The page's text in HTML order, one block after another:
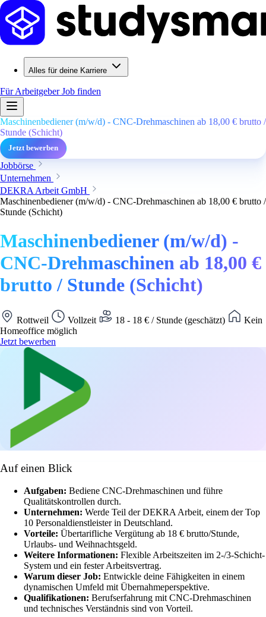
Alles für deine Karriere
Für ArbeitgeberJob finden
Maschinenbediener (m/w/d) - CNC-Drehmaschinen ab 18,00 € brutto /
Stunde (Schicht)
Jetzt bewerben
Jobbörse
Unternehmen
DEKRA Arbeit GmbH
Maschinenbediener (m/w/d) - CNC-Drehmaschinen ab 18,00 € brutto /
Stunde (Schicht)
Maschinenbediener (m/w/d) -
CNC-Drehmaschinen ab 18,00 €
brutto / Stunde (Schicht)
Rottweil Vollzeit 18 - 18 € / Stunde (geschätzt)
Kein
Homeoffice möglich
Jetzt bewerben
Auf einen Blick
Aufgaben: Bediene CNC-Drehmaschinen und führe
Qualitätskontrollen durch.
Unternehmen: Werde Teil der DEKRA Arbeit, einem der Top
10 Personaldienstleister in Deutschland.
Vorteile: Übertarifliche Vergütung ab 18 € brutto/Stunde,
Urlaubs- und Weihnachtsgeld.
Weitere Informationen: Flexible Arbeitszeiten im 2-/3-Schicht-
System und ein fester Arbeitsvertrag.
Warum dieser Job: Entwickle deine Fähigkeiten in einem
dynamischen Umfeld mit Übernahmeperspektive.
Qualifikationen: Berufserfahrung mit CNC-Drehmaschinen
und technisches Verständnis sind von Vorteil.